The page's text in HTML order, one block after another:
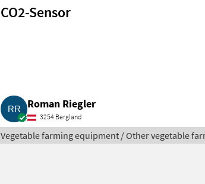
CO2-Sensor
Roman Riegler
3254 Bergland
Vegetable farming equipment / Other vegetable